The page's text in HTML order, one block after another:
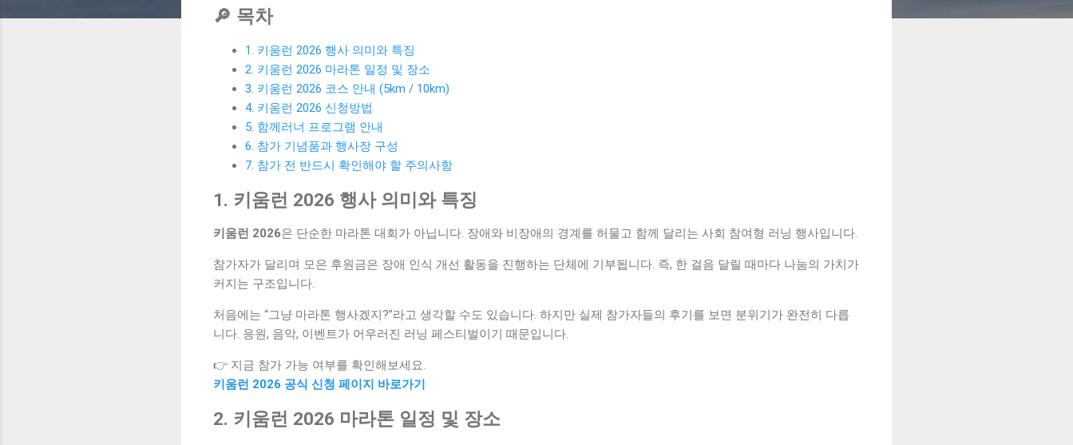
🔎 목차
1. 키움런 2026 행사 의미와 특징
2. 키움런 2026 마라톤 일정 및 장소
3. 키움런 2026 코스 안내 (5km / 10km)
4. 키움런 2026 신청방법
5. 함께러너 프로그램 안내
6. 참가 기념품과 행사장 구성
7. 참가 전 반드시 확인해야 할 주의사항
1. 키움런 2026 행사 의미와 특징
키움런 2026은 단순한 마라톤 대회가 아닙니다. 장애와 비장애의 경계를 허물고 함께 달리는 사회 참여형 러닝 행사입니다.
참가자가 달리며 모은 후원금은 장애 인식 개선 활동을 진행하는 단체에 기부됩니다. 즉, 한 걸음 달릴 때마다 나눔의 가치가
커지는 구조입니다.
처음에는 “그냥 마라톤 행사겠지?”라고 생각할 수도 있습니다. 하지만 실제 참가자들의 후기를 보면 분위기가 완전히 다릅
니다. 응원, 음악, 이벤트가 어우러진 러닝 페스티벌이기 때문입니다.
👉 지금 참가 가능 여부를 확인해보세요.
키움런 2026 공식 신청 페이지 바로가기
2. 키움런 2026 마라톤 일정 및 장소